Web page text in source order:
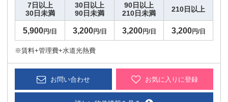
7日以上
30日未満
30日以上
90日未満
90日以上
210日未満
210日以上
5,900円/日 3,200円/日 3,200円/日 3,200円/日
※賃料+管理費+水道光熱費
お問い合わせ お気に入りに登録